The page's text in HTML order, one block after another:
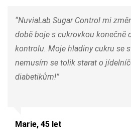
“NuviaLab Sugar Control mi
době boje s cukrovkou konečně
kontrolu. Moje hladiny cukru se
nemusím se tolik starat o
diabetikům!”
Marie, 45 let